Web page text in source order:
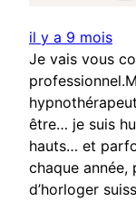
il y a 9 mois
Je vais vous
être… je suis
hauts… et
chaque année,
d’horloger